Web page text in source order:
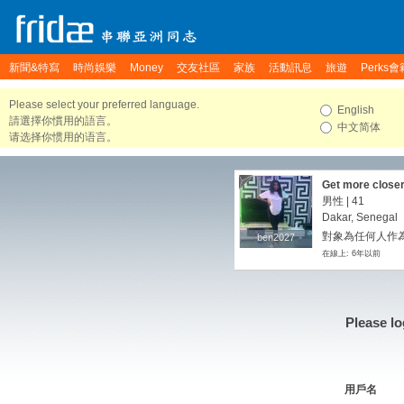
新聞&特寫 時尚娛樂 Money 交友社區 家族 活動訊息 旅遊 Perks會
Please select your preferred language.
請選擇你慣用的語言。
请选择你惯用的语言。
English
中文简体
ben2027
ben2027
Get more closer
男性 | 41
Dakar, Senegal
對象為任何人作
在線上: 6年以前
Please
用戶名